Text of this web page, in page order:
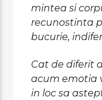
mintea si
recunostinta
bucurie,
Cat de diferit
acum emotia
in loc sa